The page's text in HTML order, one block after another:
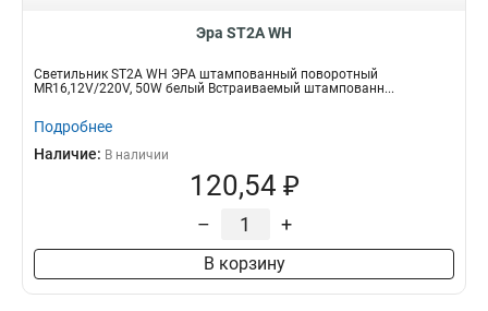
Эра ST2A WH
Светильник ST2A WH ЭРА штампованный поворотный
MR16,12V/220V, 50W белый Встраиваемый штампованн...
Подробнее
Наличие: В наличии
120,54 ₽
– +
В корзину